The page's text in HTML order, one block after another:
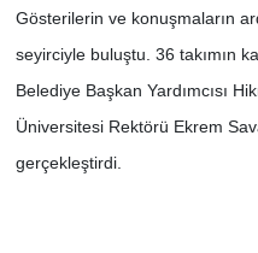
Gösterilerin ve konuşmaların
seyirciyle buluştu. 36 takımın
Belediye Başkan Yardımcısı
Üniversitesi Rektörü Ekrem
gerçekleştirdi.